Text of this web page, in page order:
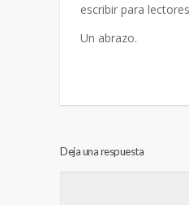
escribir para
Un abrazo.
Deja una respuesta